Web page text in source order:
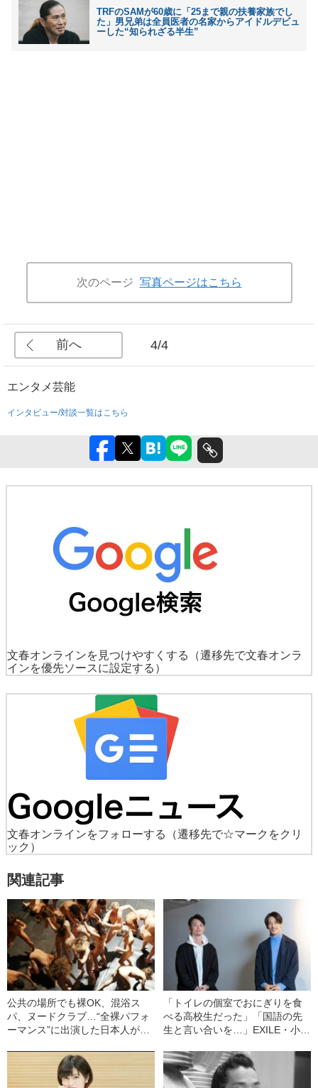
TRFのSAMが60歳に「25まで親の扶養家族でし
た」男兄弟は全員医者の名家からアイドルデビュ
ーした“知られざる半生”
次のページ 写真ページはこちら
前へ 4/4
エンタメ芸能
インタビュー/対談一覧はこちら
文春オンラインを見つけやすくする
（遷移先で文春オンラ
インを優先ソースに設定する）
文春オンラインをフォローする
（遷移先で☆マークをクリ
ック）
関連記事
公共の場所でも裸OK、混浴ス
パ、ヌードクラブ…“全裸パフォ
ーマンス”に出演した日本人が語
と「裸の居心地よさ」
「トイレの個室でおにぎりを食
べる高校生だった」「国語の先
生と言い合いを…」EXILE・小林
持つ意外なワケ